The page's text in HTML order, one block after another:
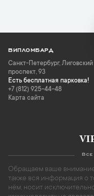
ВИПЛОМБАРД
Санкт-Петербург, Лиговский
проспект, 93
Есть бесплатная парковка!
+7 (812) 925-44-48
Карта сайта
Все
Обращаем ваше внимание
также вся информация о
нём, носит